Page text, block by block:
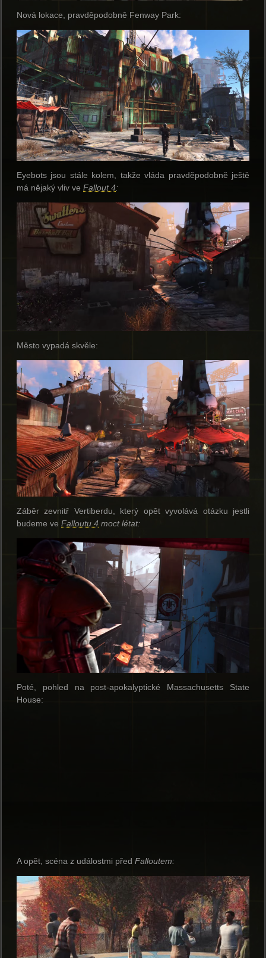
Nová lokace, pravděpodobně Fenway Park:
Eyebots jsou stále kolem, takže vláda pravděpodobně ještě
má nějaký vliv ve Fallout 4:
Město vypadá skvěle:
Záběr zevnitř Vertiberdu, který opět vyvolává otázku jestli
budeme ve Falloutu 4 moct létat:
Poté, pohled na post-apokalyptické Massachusetts State
House:
A opět, scéna z událostmi před Falloutem: